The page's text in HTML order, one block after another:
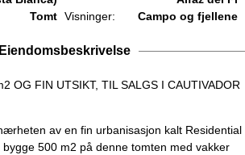
Tomt Visninger: Campo og fjellene
Eiendomsbeskrivelse
OG FIN UTSIKT, TIL SALGS I CAUTIVADOR
av en fin urbanisasjon kalt Residential
500 m2 på denne tomten med vakker